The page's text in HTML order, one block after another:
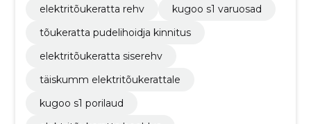
elektritõukeratta rehv
kugoo s1 varuosad
tõukeratta pudelihoidja kinnitus
elektritõukeratta siserehv
täiskumm elektritõukerattale
kugoo s1 porilaud